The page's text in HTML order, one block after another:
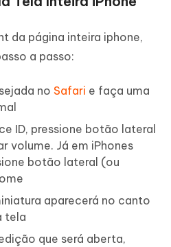
da página inteira iphone,
a passo:
no Safari e faça uma
ID, pressione botão lateral
volume. Já em iPhones
botão lateral (ou
aparecerá no canto
tela
que será aberta,